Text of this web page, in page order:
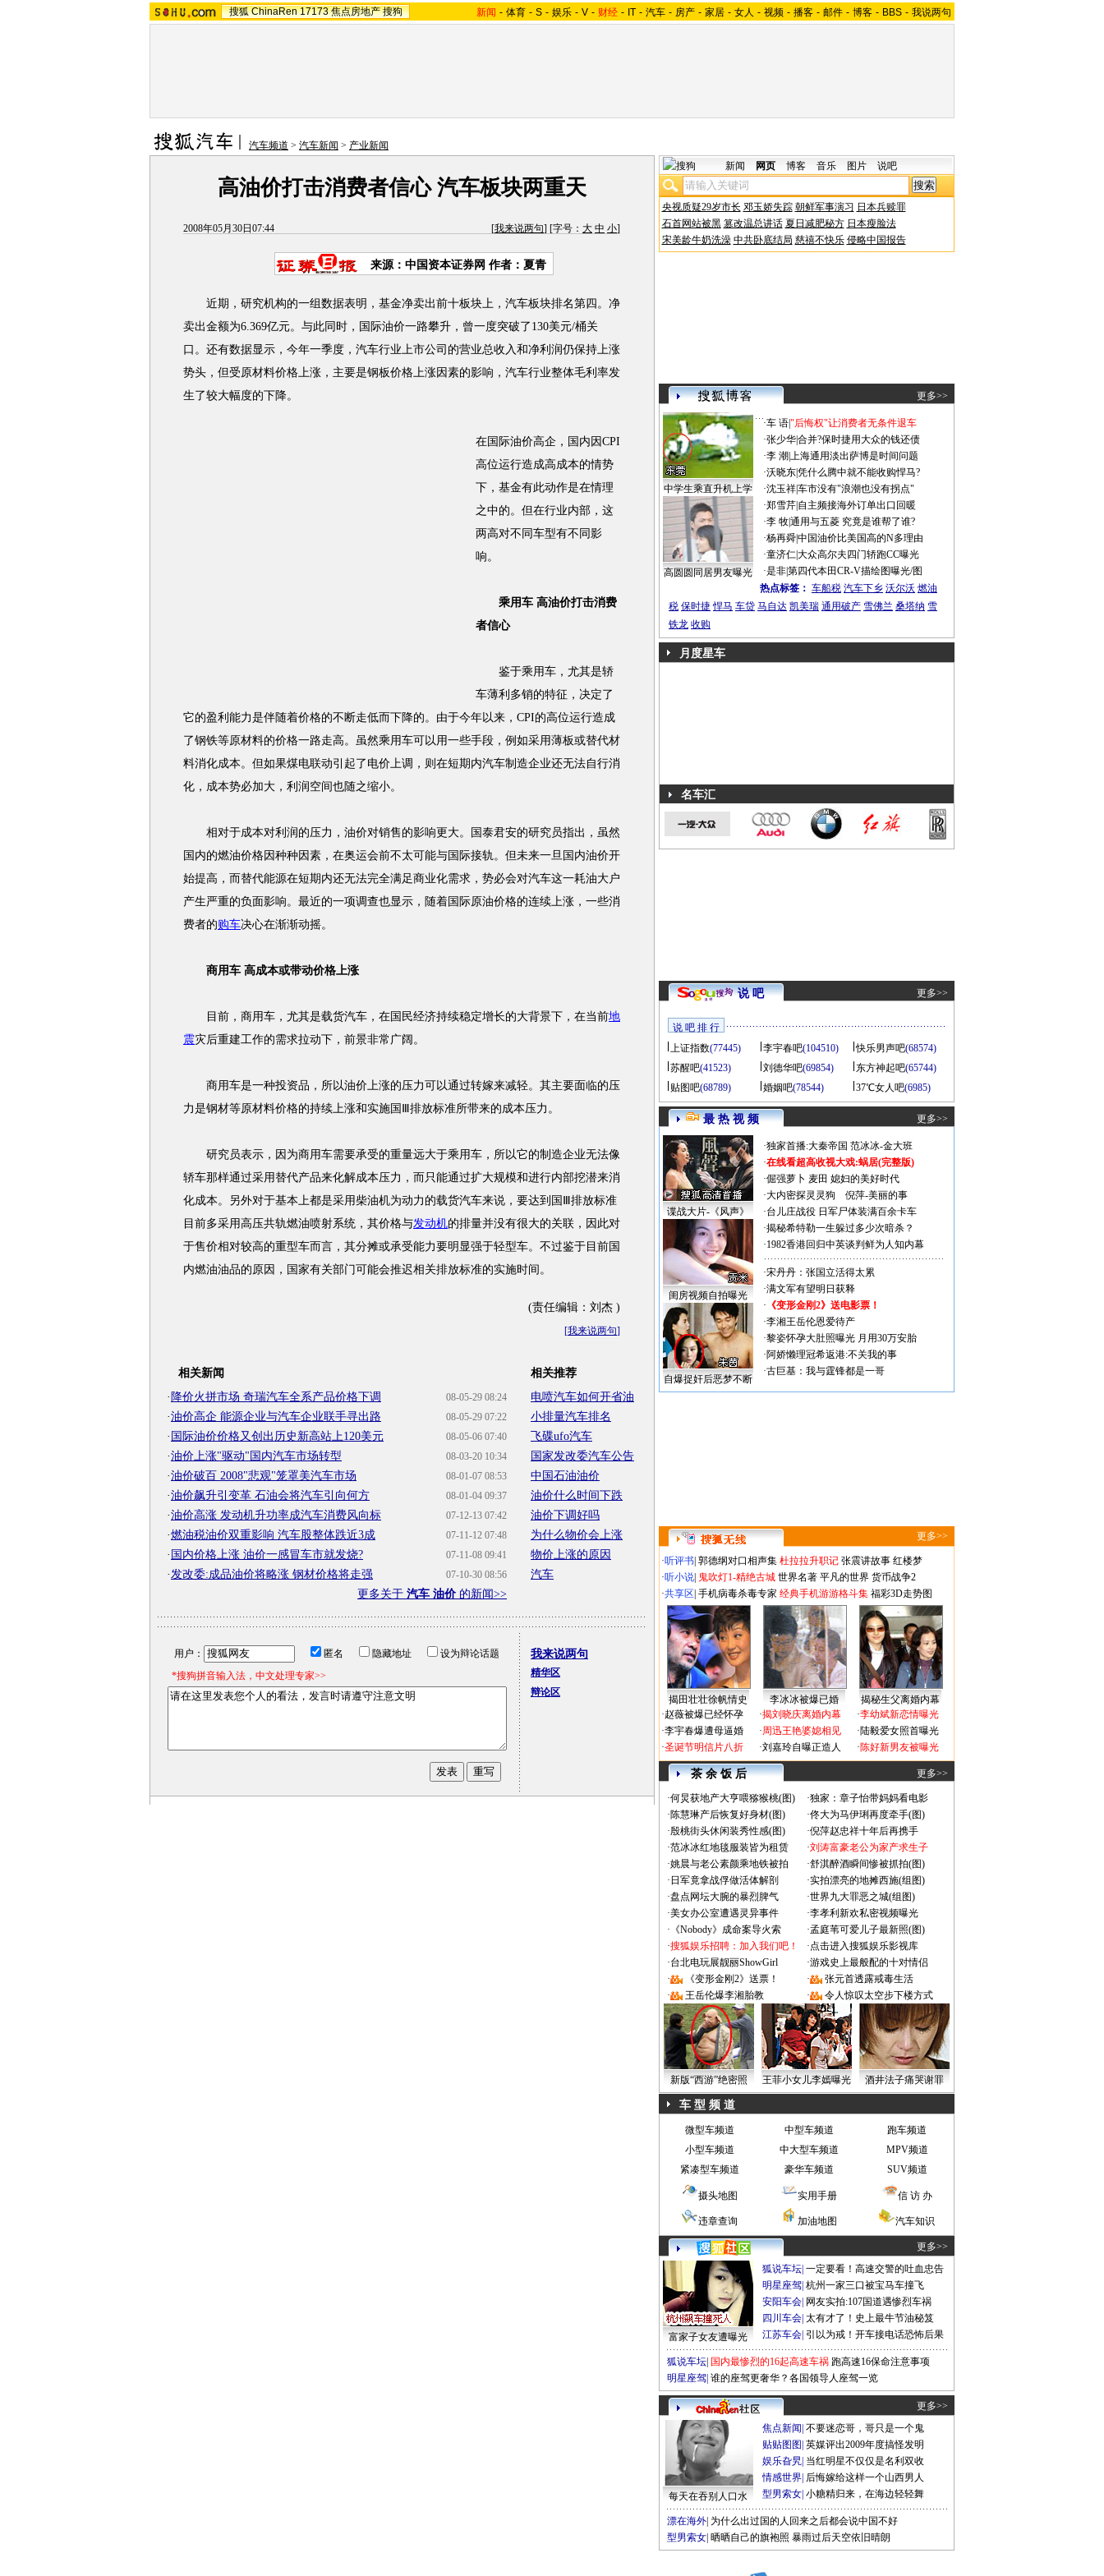
搜狐 ChinaRen 17173 焦点房地产 搜狗 新闻 - 体育 - S - 娱乐 - V - 财经 - IT - 汽车 - 房产 - 家居 - 女人 - 视频 - 播客 - 邮件 - 博客 - BBS - 我说两句
汽车频道 > 汽车新闻 > 产业新闻
高油价打击消费者信心 汽车板块两重天
2008年05月30日07:44 [我来说两句] [字号： 大 中 小]
来源：中国资本证券网 作者：夏青
近期，研究机构的一组数据表明，基金净卖出前十板块上，汽车板块排名第四。净
卖出金额为6.369亿元。与此同时，国际油价一路攀升，曾一度突破了130美元/桶关
口。还有数据显示，今年一季度，汽车行业上市公司的营业总收入和净利润仍保持上涨
势头，但受原材料价格上涨，主要是钢板价格上涨因素的影响，汽车行业整体毛利率发
生了较大幅度的下降。
在国际油价高企，国内因CPI
高位运行造成高成本的情势
下，基金有此动作是在情理
之中的。但在行业内部，这
两高对不同车型有不同影
响。
乘用车 高油价打击消费
者信心
鉴于乘用车，尤其是轿
车薄利多销的特征，决定了
它的盈利能力是伴随着价格的不断走低而下降的。由于今年以来，CPI的高位运行造成
了钢铁等原材料的价格一路走高。虽然乘用车可以用一些手段，例如采用薄板或替代材
料消化成本。但如果煤电联动引起了电价上调，则在短期内汽车制造企业还无法自行消
化，成本势必加大，利润空间也随之缩小。
相对于成本对利润的压力，油价对销售的影响更大。国泰君安的研究员指出，虽然
国内的燃油价格因种种因素，在奥运会前不太可能与国际接轨。但未来一旦国内油价开
始提高，而替代能源在短期内还无法完全满足商业化需求，势必会对汽车这一耗油大户
产生严重的负面影响。最近的一项调查也显示，随着国际原油价格的连续上涨，一些消
费者的购车决心在渐渐动摇。
商用车 高成本或带动价格上涨
目前，商用车，尤其是载货汽车，在国民经济持续稳定增长的大背景下，在当前地
震灾后重建工作的需求拉动下，前景非常广阔。
商用车是一种投资品，所以油价上涨的压力可以通过转嫁来减轻。其主要面临的压
力是钢材等原材料价格的持续上涨和实施国Ⅲ排放标准所带来的成本压力。
研究员表示，因为商用车需要承受的重量远大于乘用车，所以它的制造企业无法像
轿车那样通过采用替代产品来化解成本压力，而只能通过扩大规模和进行内部挖潜来消
化成本。另外对于基本上都是采用柴油机为动力的载货汽车来说，要达到国Ⅲ排放标准
目前多采用高压共轨燃油喷射系统，其价格与发动机的排量并没有很大的关联，因此对
于售价相对较高的重型车而言，其分摊或承受能力要明显强于轻型车。不过鉴于目前国
内燃油油品的原因，国家有关部门可能会推迟相关排放标准的实施时间。
(责任编辑：刘杰 )
[我来说两句]
相关新闻
08-05-29 08:24
· 降价火拼市场 奇瑞汽车全系产品价格下调
08-05-29 07:22
·油价高企 能源企业与汽车企业联手寻出路
08-05-06 07:40
· 国际油价价格又创出历史新高站上120美元
08-03-20 10:34
·油价上涨"驱动"国内汽车市场转型
08-01-07 08:53
·油价破百 2008"悲观"笼罩美汽车市场
08-01-04 09:37
·油价飙升引变革 石油会将汽车引向何方
07-12-13 07:42
·油价高涨 发动机升功率成汽车消费风向标
07-11-12 07:48
·燃油税油价双重影响 汽车股整体跌近3成
07-11-08 09:41
· 国内价格上涨 油价一感冒车市就发烧?
07-10-30 08:56
·发改委:成品油价将略涨 钢材价格将走强
更多关于 汽车 油价 的新闻>>
相关推荐
电喷汽车如何开省油
小排量汽车排名
飞碟ufo汽车
国家发改委汽车公告
中国石油油价
油价什么时间下跌
油价下调好吗
为什么物价会上涨
物价上涨的原因
汽车
用户： 匿名 隐藏地址
设为辩论话题
*搜狗拼音输入法，中文处理专家>>
我来说两句
精华区
辩论区
新闻 网页 博客 音乐 图片 说吧
央视质疑29岁市长 邓玉娇失踪 朝鲜军事演习 日本兵赎罪
石首网站被黑 篡改温总讲话 夏日减肥秘方 日本瘦脸法
宋美龄牛奶洗澡 中共卧底结局 慈禧不快乐 侵略中国报告
更多>>
中学生乘直升机上学
高圆圆同居男友曝光
·车 语|"后悔权"让消费者无条件退车
·张少华|合并?保时捷用大众的钱还债
·李 潮 上海通用淡出萨博是时间问题
·沃晓东|凭什么腾中就不能收购悍马?
·沈玉祥|车市没有"浪潮也没有拐点"
·郑雪芹| 自主频接海外订单出口回暖
·李 牧|通用与五菱 究竟是谁帮了谁?
·杨再舜|中国油价比美国高的N多理由
·童济仁|大众高尔夫四门轿跑CC曝光
·是非|第四代本田CR-V描绘图曝光/图
热点标签： 车船税 汽车下乡 沃尔沃 燃油
税 保时捷 悍马 车贷 马自达 凯美瑞 通用破产 雪佛兰 桑塔纳 雪
铁龙 收购
月度星车
名车汇
说 吧 更多>>
说 吧 排 行
上证指数(77445) 李宇春吧(104510) 快乐男声吧(68574)
苏醒吧(41523) 刘德华吧(69854) 东方神起吧(65744)
贴图吧(68789) 婚姻吧(78544) 37℃女人吧(6985)
最 热 视 频 更多>>
谍战大片-《风声》
闺房视频自拍曝光
自爆捉奸后恶梦不断
·独家首播:大秦帝国 范冰冰-金大班
·在线看超高收视大戏:蜗居(完整版)
·倔强萝卜 麦田 媳妇的美好时代
·大内密探灵灵狗
倪萍-美丽的事
·台儿庄战役 日军尸体装满百余卡车
·揭秘希特勒一生躲过多少次暗杀？
·1982香港回归中英谈判鲜为人知内幕
·宋丹丹：张国立活得太累
·满文军有望明日获释
· 《变形金刚2》送电影票！
·李湘王岳伦恩爱待产
·黎姿怀孕大肚照曝光 月用30万安胎
·阿娇懒理冠希返港:不关我的事
·古巨基：我与霆锋都是一哥
更多>>
·听评书 郭德纲对口相声集 杜拉拉升职记 张震讲故事 红楼梦
·听小说 鬼吹灯1-精绝古城 世界名著 平凡的世界 货币战争2
·共享区 手机病毒杀毒专家 经典手机游游格斗集 福彩3D走势图
揭田壮壮徐帆情史 李冰冰被爆已婚
揭秘生父离婚内幕
·赵薇被爆已经怀孕
·李宇春爆遭母逼婚
·圣诞节明信片八折
·揭刘晓庆离婚内幕
·周迅王艳婆媳相见
·刘嘉玲自曝正造人
·李幼斌新恋情曝光
·陆毅爱女照首曝光
·陈好新男友被曝光
茶 余 饭 后 更多>>
·何炅获地产大亨喂猕猴桃(图) ·独家：章子怡带妈妈看电影
·陈慧琳产后恢复好身材(图) ·佟大为马伊琍再度牵手(图)
·殷桃街头休闲装秀性感(图) ·倪萍赵忠祥十年后再携手
·范冰冰红地毯服装皆为租赁 ·刘涛富豪老公为家产求生子
·姚晨与老公素颜乘地铁被拍 ·舒淇醉酒瞬间惨被抓拍(图)
· 日军竟拿战俘做活体解剖 ·实拍漂亮的地摊西施(组图)
·盘点网坛大腕的暴烈脾气 ·世界九大罪恶之城(组图)
·美女办公室遭遇灵异事件 ·李孝利新欢私密视频曝光
· 《Nobody》成命案导火索 ·孟庭苇可爱儿子最新照(图)
·搜狐娱乐招聘：加入我们吧！ ·点击进入搜狐娱乐影视库
·台北电玩展靓丽ShowGirl ·游戏史上最般配的十对情侣
·
《变形金刚2》送票！ ·
张元首透露戒毒生活
·
王岳伦爆李湘胎教 · 令人惊叹太空步下楼方式
新版“西游”绝密照 王菲小女儿李嫣曝光 酒井法子痛哭谢罪
车 型 频 道
微型车频道 中型车频道
跑车频道
小型车频道
中大型车频道
MPV频道
紧凑型车频道
豪华车频道 SUV频道
摄头地图 实用手册 信 访 办
违章查询 加油地图 汽车知识
更多>>
富家子女友遭曝光
狐说车坛 一定要看！高速交警的吐血忠告
明星座驾 杭州一家三口被宝马车撞飞
安阳车会 网友实拍:107国道遇惨烈车祸
四川车会 太有才了！史上最牛节油秘笈
江苏车会 引以为戒！开车接电话恐怖后果
狐说车坛 国内最惨烈的16起高速车祸 跑高速16保命注意事项
明星座驾 谁的座驾更奢华？各国领导人座驾一览
更多>>
每天在吞别人口水
焦点新闻 不要迷恋哥，哥只是一个鬼
贴贴图图 英媒评出2009年度搞怪发明
娱乐旮旯 当红明星不仅仅是名利双收
情感世界 后悔嫁给这样一个山西男人
型男索女 小糖精归来，在海边轻轻舞
漂在海外 为什么出过国的人回来之后都会说中国不好
型男索女 晒晒自己的旗袍照 暴雨过后天空依旧晴朗